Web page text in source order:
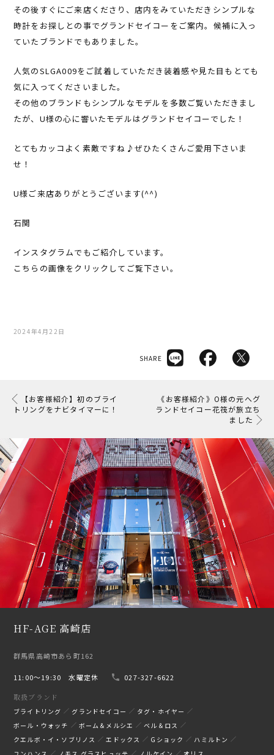
その後すぐにご来店くださり、店内をみていただきシンプルな
時計をお探しとの事でグランドセイコーをご案内。候補に入っ
ていたブランドでもありました。
人気のSLGA009をご試着していただき装着感や見た目もとても
気に入ってくださいました。
その他のブランドもシンプルなモデルを多数ご覧いただきまし
たが、U様の心に響いたモデルはグランドセイコーでした！
とてもカッコよく素敵ですね♪ぜひたくさんご愛用下さいま
せ！
U様ご来店ありがとうございます(^^)
石関
インスタグラムでもご紹介しています。
こちらの画像をクリックしてご覧下さい。
2024年4月22日
SHARE
【お客様紹介】初のブライ
トリングをナビタイマーに！
《お客様紹介》O様の元へグ
ランドセイコー花筏が旅立ち
ました
HF-AGE 高崎店
群馬県高崎市あら町162
11:00〜19:30 水曜定休
027-327-6622
取扱ブランド
ブライトリング グランドセイコー
タグ・ホイヤー
ボール・ウォッチ
ボーム＆メルシエ
ベル＆ロス
クエルボ・イ・ソブリノス
エドックス Gショック
ハミルトン